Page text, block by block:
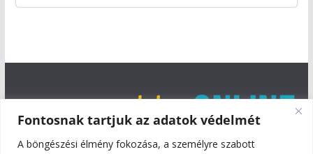
Fontosnak tartjuk az adatok védelmét
A böngészési élmény fokozása, a személyre szabott